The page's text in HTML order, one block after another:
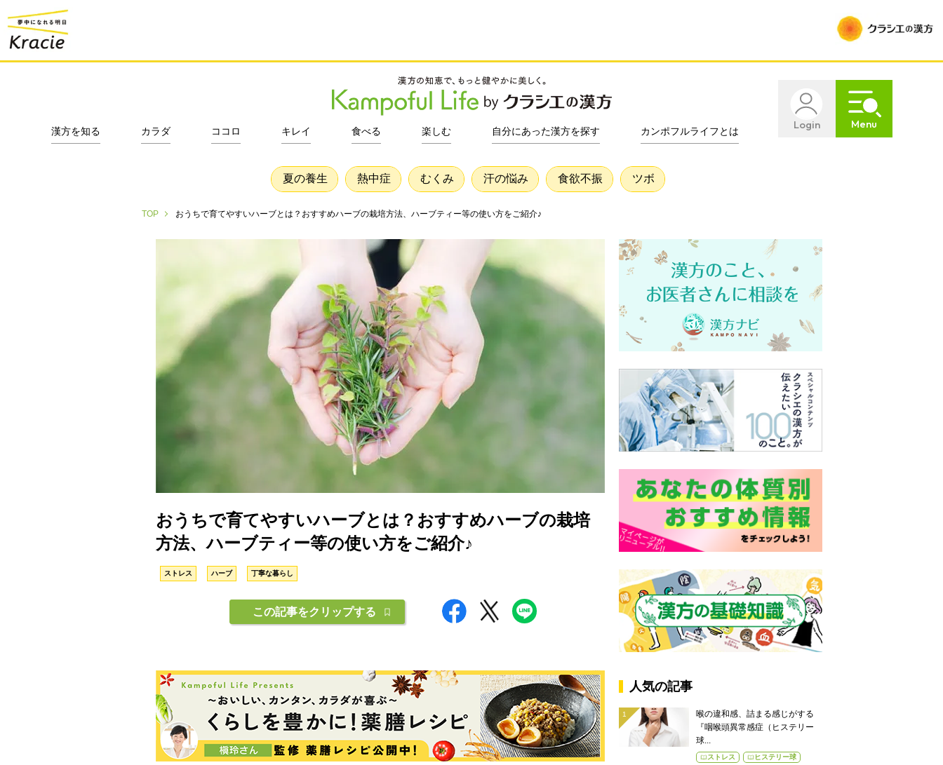
Login Menu
漢方を知る カラダ ココロ キレイ 食べる 楽しむ 自分にあった漢方を探す カンポフルライフとは
夏の養生 熱中症 むくみ 汗の悩み 食欲不振 ツボ
TOP おうちで育てやすいハーブとは？おすすめハーブの栽培方法、ハーブティー等の使い方をご紹介♪
おうちで育てやすいハーブとは？おすすめハーブの栽培
方法、ハーブティー等の使い方をご紹介♪
ストレス ハーブ 丁寧な暮らし
この記事をクリップする
人気の記事
喉の違和感、詰まる感じがする
『咽喉頭異常感症（ヒステリー
球...
ストレス
ヒステリー球